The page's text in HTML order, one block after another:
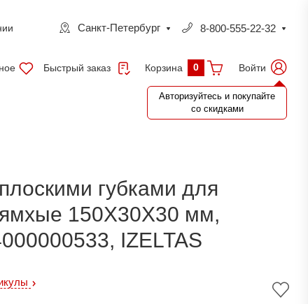
Санкт-Петербург 8-800-555-22-32
Быстрый заказ Корзина 0 Войти
Авторизуйтесь и покупайте
со скидками
губками для
150Х30Х30 мм,
IZELTAS